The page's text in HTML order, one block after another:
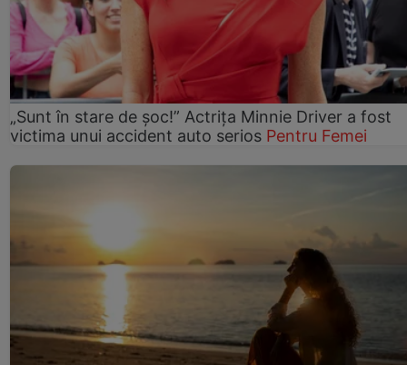
„Sunt în stare de șoc!” Actrița Minnie Driver a fost
victima unui accident auto serios Pentru Femei